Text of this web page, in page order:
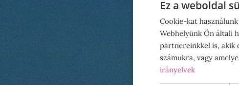
Ez a weboldal
Cookie-kat
Webhelyünk Ön általi
partnereinkkel is, akik
számukra, vagy
irányelvek